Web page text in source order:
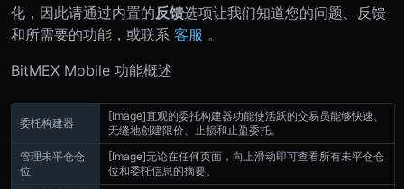
化，因此请通过内置的反馈选项让我们知道您的问题、反馈
和所需要的功能，或联系 客服 。
BitMEX Mobile 功能概述
委托构建器
[Image]直观的委托构建器功能使活跃的交易员能够快速、
无缝地创建限价、止损和止盈委托。
管理未平仓仓
位
[Image]无论在任何页面，向上滑动即可查看所有未平仓仓
位和委托信息的摘要。